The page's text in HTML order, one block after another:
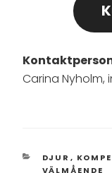
Carina Nyholm,
KATEGORIER
DJUR ,
VÄLMÅENDE